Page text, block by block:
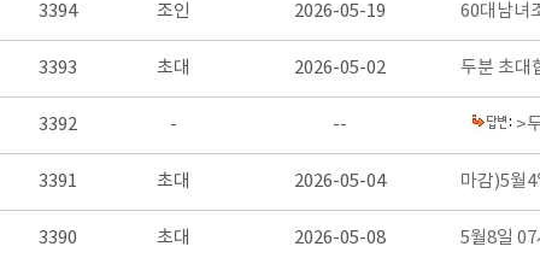
3394 조인 2026-05-19 60대남녀
3393 초대 2026-05-02 두분 초대
3392 - -- >
3391 초대 2026-05-04 마감)5월
3390 초대 2026-05-08 5월8일